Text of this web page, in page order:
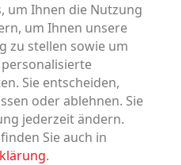
Katze
Nagetier
um Ihnen die Nutzung
um Ihnen unsere
zu stellen sowie um
Sie entscheiden,
oder ablehnen. Sie
jederzeit ändern.
Sie auch in
.